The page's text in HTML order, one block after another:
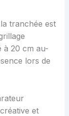
tranchée est
à 20 cm au-
lors de
et